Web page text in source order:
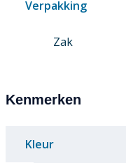
Verpakking
Zak
Kenmerken
Kleur